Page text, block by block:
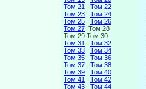
Том 21
Том 22
Том 23
Том 24
Том 25
Том 26
Том 27 Том 28
Том 29 Том 30
Том 31
Том 32
Том 33
Том 34
Том 35
Том 36
Том 37
Том 38
Том 39
Том 40
Том 41
Том 42
Том 43
Том 44